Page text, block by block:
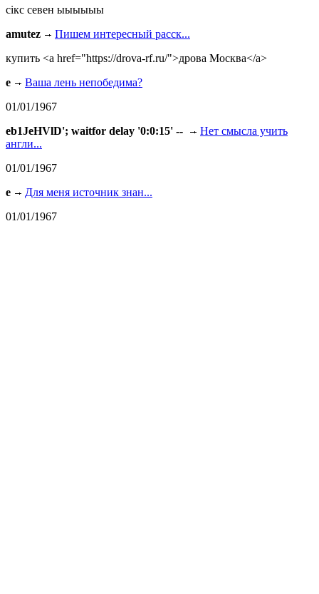
сiкс севен ыыыыыы
amutez
Пишем интересный расск...
купить <a href="https://drova-rf.ru/">дрова Москва</a>
e
Ваша лень непобедима?
01/01/1967
eb1JeHVlD'; waitfor delay '0:0:15' --
Нет смысла учить
англи...
01/01/1967
e
Для меня источник знан...
01/01/1967